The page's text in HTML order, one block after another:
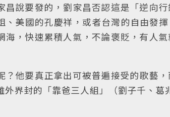
昌說要發的，劉家昌否認這是「逆向
、美國的孔慶祥，或者台灣的自由發
海，快速累積人氣，不論褒貶，有人
？他要真正拿出可被普遍接受的歌藝
外界封的「靠爸三人組」（劉子千、葛